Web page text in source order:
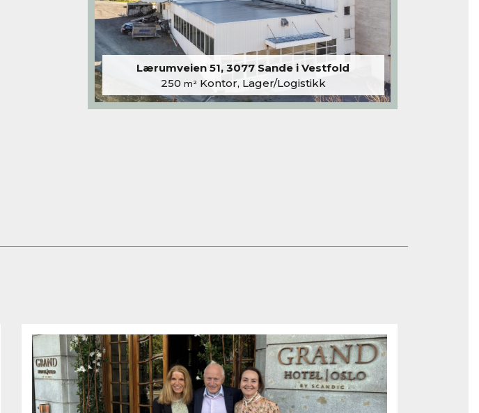
Lærumveien 51, 3077 Sande i Vestfold
250 m²Kontor, Lager/Logistikk